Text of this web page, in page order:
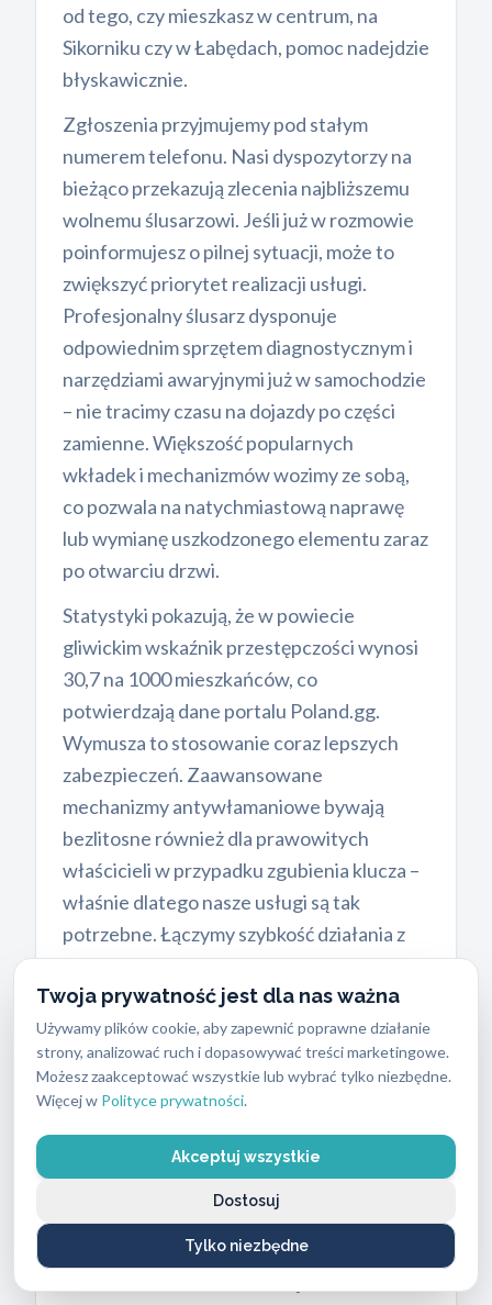
Twoja prywatność jest dla nas ważna
Używamy plików cookie, aby zapewnić poprawne działanie
strony, analizować ruch i dopasowywać treści marketingowe.
Możesz zaakceptować wszystkie lub wybrać tylko niezbędne.
Więcej w Polityce prywatności.
Akceptuj wszystkie
Tylko niezbędne
Dostosuj
od tego, czy mieszkasz w centrum, na
Sikorniku czy w Łabędach, pomoc nadejdzie
błyskawicznie.
Zgłoszenia przyjmujemy pod stałym
numerem telefonu. Nasi dyspozytorzy na
bieżąco przekazują zlecenia najbliższemu
wolnemu ślusarzowi. Jeśli już w rozmowie
poinformujesz o pilnej sytuacji, może to
zwiększyć priorytet realizacji usługi.
Profesjonalny ślusarz dysponuje
odpowiednim sprzętem diagnostycznym i
narzędziami awaryjnymi już w samochodzie
– nie tracimy czasu na dojazdy po części
zamienne. Większość popularnych
wkładek i mechanizmów wozimy ze sobą,
co pozwala na natychmiastową naprawę
lub wymianę uszkodzonego elementu zaraz
po otwarciu drzwi.
Statystyki pokazują, że w powiecie
gliwickim wskaźnik przestępczości wynosi
30,7 na 1000 mieszkańców, co
potwierdzają dane portalu Poland.gg.
Wymusza to stosowanie coraz lepszych
zabezpieczeń. Zaawansowane
mechanizmy antywłamaniowe bywają
bezlitosne również dla prawowitych
właścicieli w przypadku zgubienia klucza –
właśnie dlatego nasze usługi są tak
potrzebne. Łączymy szybkość działania z
wiedzą na temat najnowszych technologii
stosowanych w stolarce otworowej.
Jasny cennik usług ślusarskich
Klienci w stresującej sytuacji często
obawiają się ukrytych kosztów. W ABC
Zabezpieczeń stawiamy na pełną
transparentność. Standardowe awaryjne